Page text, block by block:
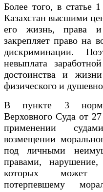
Более того, в статье
Казахстан высшими
его жизнь, права
закрепляет право на
дискриминации.
невыплата
достоинства и
физического и
В пункте 3
Верховного Суда от
применении
возмещении
под личными
правами,
которых может
потерпевшему